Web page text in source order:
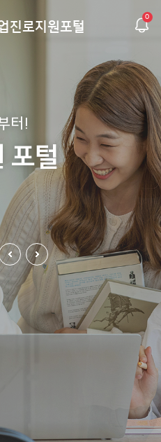
진로지원포털
0
터!
포털
터!
포털
터!
포털
터!
포털
터!
포털
터!
포털